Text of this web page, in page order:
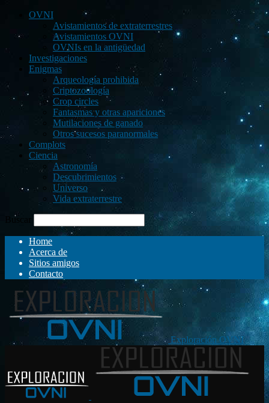
OVNI
Avistamientos de extraterrestres
Avistamientos OVNI
OVNIs en la antigüedad
Investigaciones
Enigmas
Arqueología prohibida
Criptozoología
Crop circles
Fantasmas y otras apariciones
Mutilaciones de ganado
Otros sucesos paranormales
Complots
Ciencia
Astronomía
Descubrimientos
Universo
Vida extraterrestre
Buscar
Home
Acerca de
Sitios amigos
Contacto
Exploración OVNI